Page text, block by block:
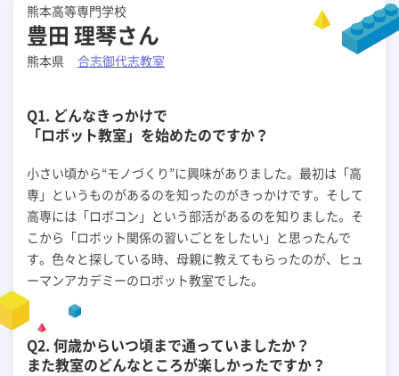
熊本高等専門学校
豊田 理琴さん
熊本県 合志御代志教室
Q1. どんなきっかけで
「ロボット教室」を始めたのですか？
小さい頃から“モノづくり”に興味がありました。最初は「高
専」というものがあるのを知ったのがきっかけです。そして
高専には「ロボコン」という部活があるのを知りました。そ
こから「ロボット関係の習いごとをしたい」と思ったんで
す。色々と探している時、母親に教えてもらったのが、ヒュ
ーマンアカデミーのロボット教室でした。
Q2. 何歳からいつ頃まで通っていましたか？
また教室のどんなところが楽しかったですか？